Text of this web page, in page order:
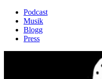
Podcast
Musik
Blogg
Press